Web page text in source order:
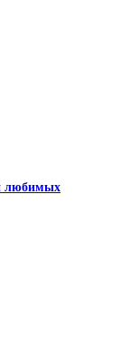
любимых